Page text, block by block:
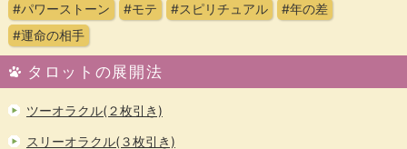
#パワーストーン
#モテ #スピリチュアル
#年の差
#運命の相手
タロットの展開法
ツーオラクル(２枚引き)
スリーオラクル(３枚引き)